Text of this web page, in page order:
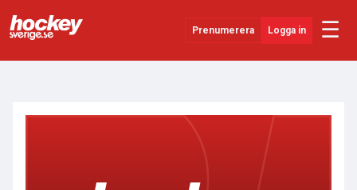
Prenumerera Logga in ☰